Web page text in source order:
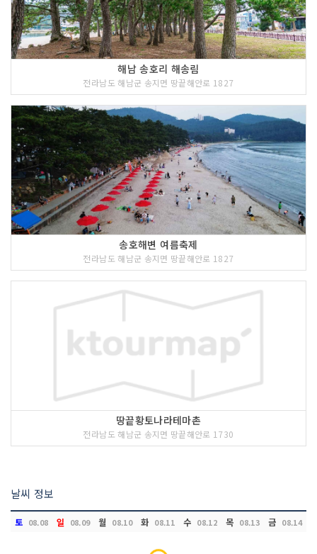
해남 송호리 해송림
전라남도 해남군 송지면 땅끝해안로 1827
송호해변 여름축제
전라남도 해남군 송지면 땅끝해안로 1827
땅끝황토나라테마촌
전라남도 해남군 송지면 땅끝해안로 1730
날씨 정보
토 08.08 일 08.09 월 08.10 화 08.11 수 08.12 목 08.13 금 08.14